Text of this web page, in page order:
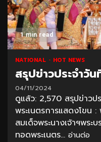
1 min read
NATIONAL HOT NEWS
สรุปข่าวประจำ
04/11/2024
ดูแล้ว: 2,570 สรุปข่าวป
พระเนตรการแสดงโขน :
สมเด็จพระนางเจ้าฯพระ
ทอดพระเนตร... อ่านต่อ